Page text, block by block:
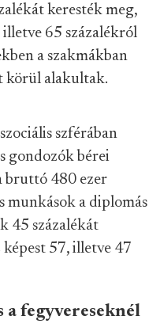
keresték meg,
65 százalékról
a szakmákban
körül alakultak.
szférában
gondozók bérei
bruttó 480 ezer
munkások a diplomás
45 százalékát
57, illetve 47
a fegyvereseknél